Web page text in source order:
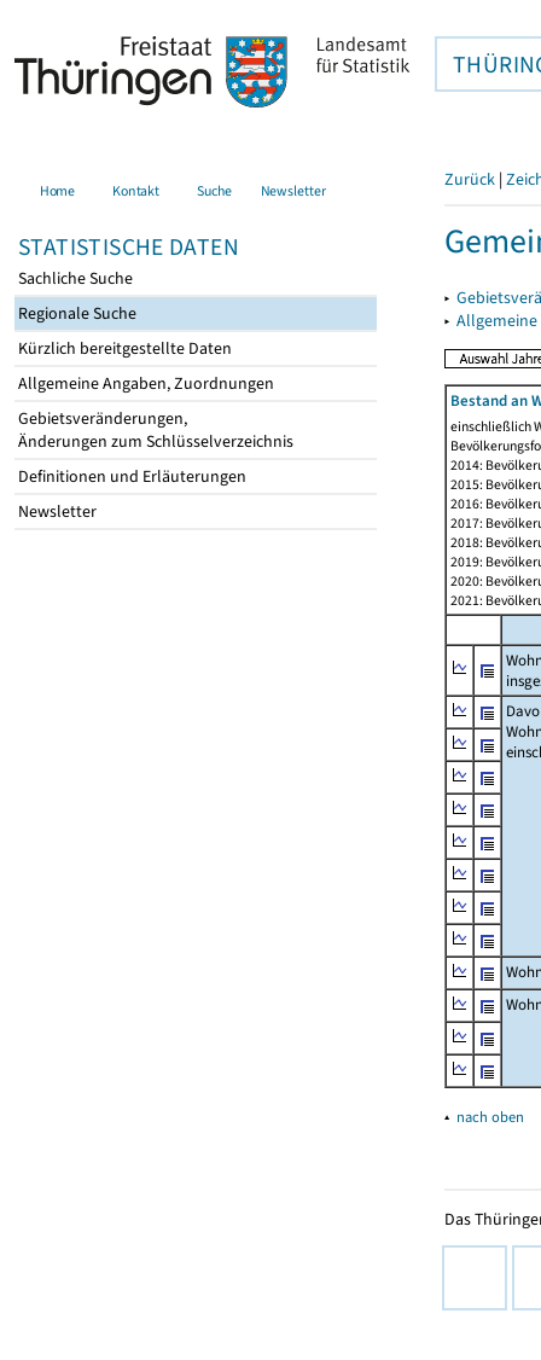
Home Kontakt Suche Newsletter
STATISTISCHE DATEN
Sachliche Suche
Regionale Suche
Kürzlich bereitgestellte Daten
Allgemeine Angaben, Zuordnungen
Gebietsveränderungen,
Änderungen zum Schlüsselverzeichnis
Definitionen und Erläuterungen
Newsletter
Zurück |
▸
▸
Bestand an
einschließlich
2014:
2015:
2016:
2017:
2018:
2019:
2020:
2021:
▴ nach oben
Das